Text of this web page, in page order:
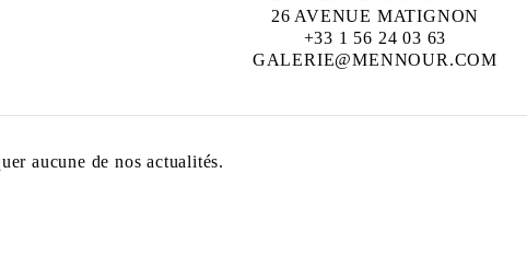
26 AVENUE MATIGNON
+33 1 56 24 03 63
GALERIE@MENNOUR.COM
aucune de nos actualités.